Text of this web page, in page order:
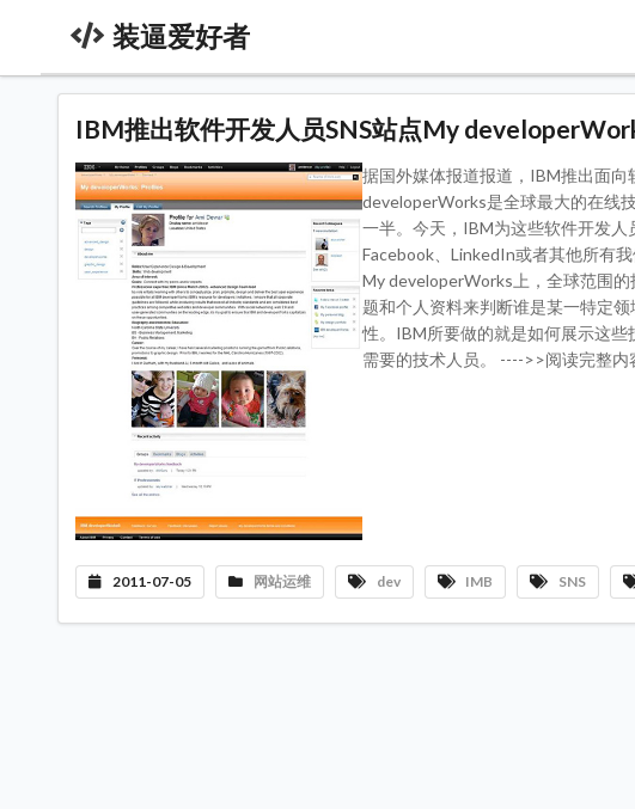
装逼爱好者
IBM推出软件开发人员SNS站点My
据国外媒体报道报道，IBM推出面
developerWorks是全球最大的在线
一半。今天，IBM为这些软件开发
Facebook、LinkedIn或者其他所有
My developerWorks上，全球范围
题和个人资料来判断谁是某一特定
性。IBM所要做的就是如何展示这
需要的技术人员。 ---->>阅读完整内
2011-07-05 网站运维 dev IMB SNS